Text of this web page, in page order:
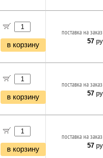
в корзину
поставка на
57
в корзину
поставка на
57
в корзину
поставка на
57